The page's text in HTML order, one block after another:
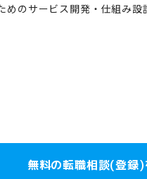
めのサービス開発・仕組み
無料の転職相談(登録)